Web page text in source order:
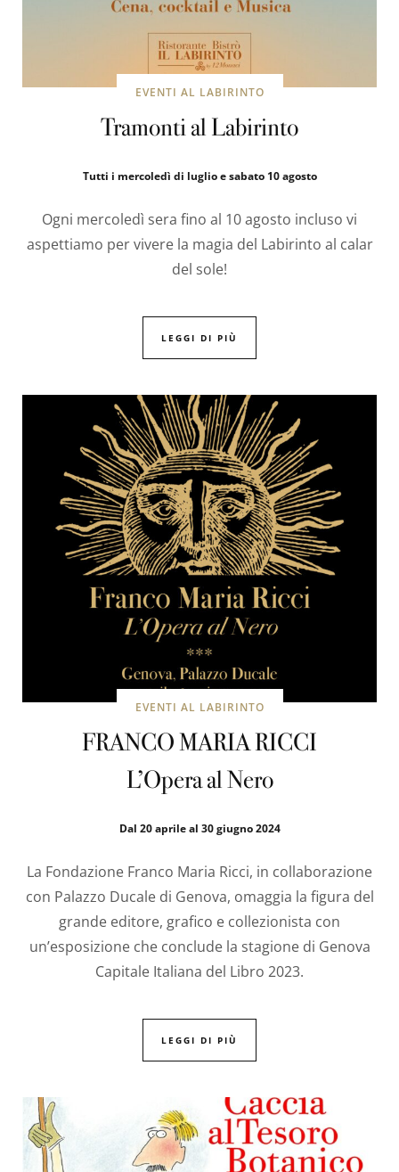
EVENTI AL LABIRINTO
Tramonti al Labirinto
Tutti i mercoledì di luglio e sabato 10 agosto
Ogni mercoledì sera fino al 10 agosto incluso vi
aspettiamo per vivere la magia del Labirinto al calar
del sole!
LEGGI DI PIÙ
EVENTI AL LABIRINTO
FRANCO MARIA RICCI
L’Opera al Nero
Dal 20 aprile al 30 giugno 2024
La Fondazione Franco Maria Ricci, in collaborazione
con Palazzo Ducale di Genova, omaggia la figura del
grande editore, grafico e collezionista con
un’esposizione che conclude la stagione di Genova
Capitale Italiana del Libro 2023.
LEGGI DI PIÙ